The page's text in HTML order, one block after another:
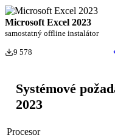
Microsoft Excel 2023
samostatný offline instalátor
9 578
Systémové
2023
Procesor